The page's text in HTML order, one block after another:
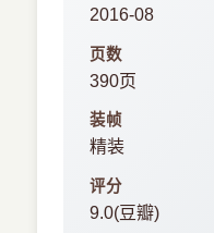
2016-08
页数
390页
装帧
精装
评分
9.0(豆瓣)